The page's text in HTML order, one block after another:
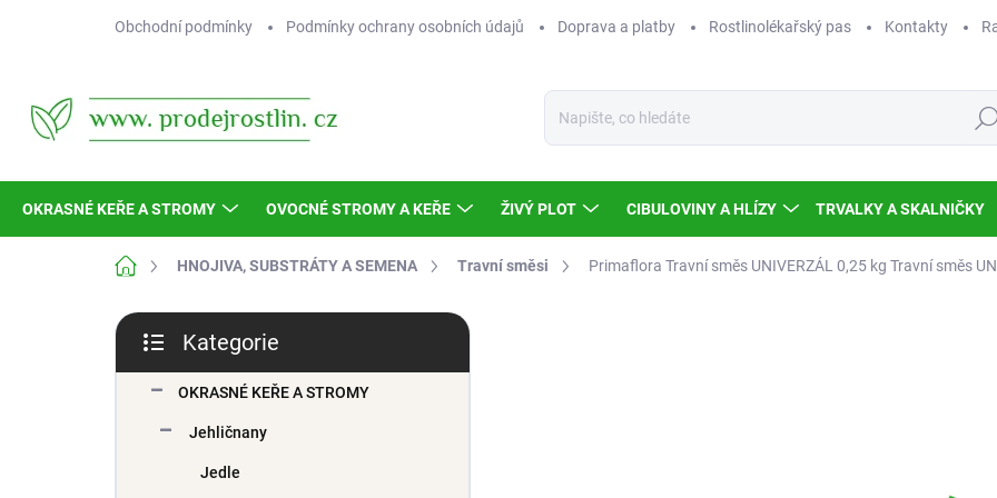
Obchodní podmínky Podmínky ochrany osobních údajů Doprava a platby Rostlinolékařský pas Kontakty
OKRASNÉ KEŘE A STROMY OVOCNÉ STROMY A KEŘE ŽIVÝ PLOT CIBULOVINY A HLÍZY TRVALKY A SKALNIČKY
Domů HNOJIVA, SUBSTRÁTY A SEMENA Travní směsi Primaflora Travní směs UNIVERZÁL 0,25 kg Travní směs
P
s
kategorie
Kategorie
OKRASNÉ KEŘE A STROMY
Jehličnany
Jedle